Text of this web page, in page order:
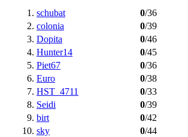
1. schubat 0/36
2. colonia 0/39
3. Dopita 0/46
4. Hunter14 0/45
5. Piet67 0/36
6. Euro 0/38
7. HST_4711 0/33
8. Seidi 0/39
9. birt 0/42
10. sky 0/44